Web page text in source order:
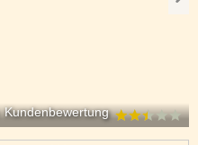
Kundenbewertung